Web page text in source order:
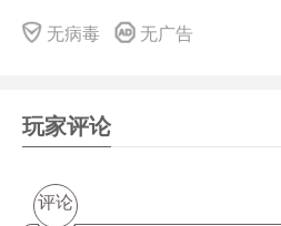
1.支持旋转移动不同画面方向，
3.这里有很多个性化的特效，美
4.您可以根据个人喜好自由调整
无病毒 无广告
玩家评论
评论